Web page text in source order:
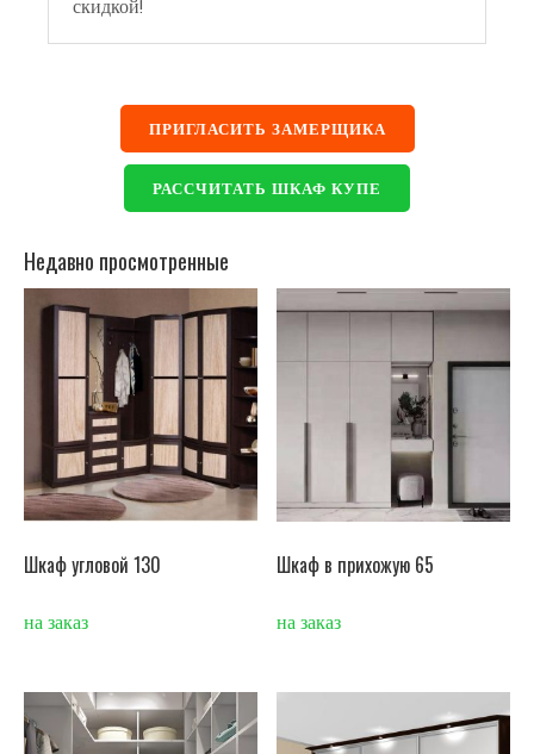
скидкой!
ПРИГЛАСИТЬ ЗАМЕРЩИКА
РАССЧИТАТЬ ШКАФ КУПЕ
Недавно просмотренные
Шкаф угловой 130
на заказ
Шкаф в прихожую 65
на заказ